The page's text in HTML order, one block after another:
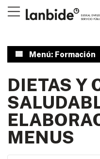
Menú: Formación
DIETAS Y
MENUS